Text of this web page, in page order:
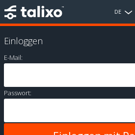
DE
Einloggen
E-Mail:
Passwort: